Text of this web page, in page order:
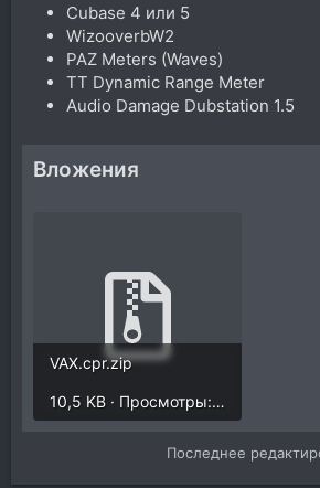
Cubase 4 или 5
WizooverbW2
PAZ Meters (Waves)
TT Dynamic Range Meter
Audio Damage Dubstation 1.5
Вложения
VAX.cpr.zip
10,5 KB · Просмотры: 24
Последнее